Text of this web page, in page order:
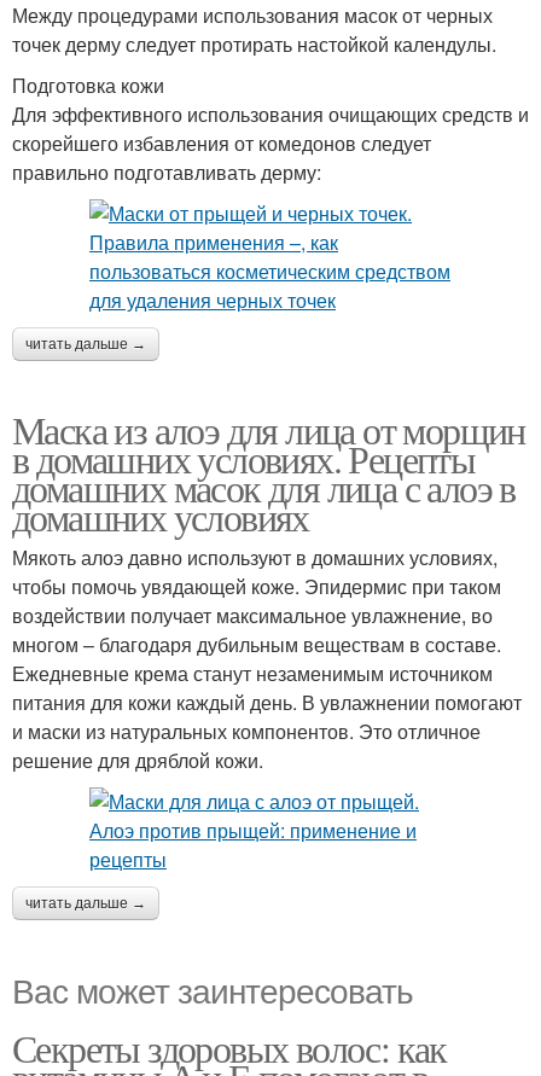
Между процедурами использования масок от черных
точек дерму следует протирать настойкой календулы.
Подготовка кожи
Для эффективного использования очищающих средств и
скорейшего избавления от комедонов следует
правильно подготавливать дерму:
читать дальше →
Маска из алоэ для лица от морщин
в домашних условиях. Рецепты
домашних масок для лица с алоэ в
домашних условиях
Мякоть алоэ давно используют в домашних условиях,
чтобы помочь увядающей коже. Эпидермис при таком
воздействии получает максимальное увлажнение, во
многом – благодаря дубильным веществам в составе.
Ежедневные крема станут незаменимым источником
питания для кожи каждый день. В увлажнении помогают
и маски из натуральных компонентов. Это отличное
решение для дряблой кожи.
читать дальше →
Вас может заинтересовать
Секреты здоровых волос: как